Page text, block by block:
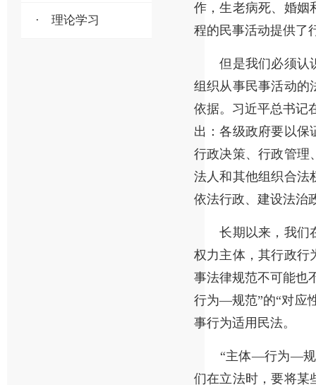
· 理论学习
作，生老病死、婚姻
程的民事活动提供了
但是我们必须认识
组织从事民事活动的
依据。习近平总书记
出：各级政府要以保
行政决策、行政管理
法人和其他组织合法
依法行政、建设法治
长期以来，我们在
权力主体，其行政行
事法律规范不可能也
行为—规范”的“对应
事行为适用民法。
“主体—行为—规范
们在立法时，要将某